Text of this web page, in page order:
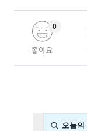
좋아요
0